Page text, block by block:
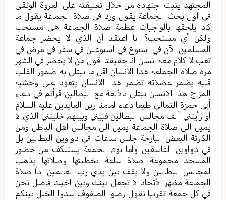
المجتهد يثبت اجتهاده من خلال تعليقته على العروة الوثقى
في اول بحث الجماعة يقول ورد في صلاة الجماعة يقول ما
كاد يلحقها بالواجبات عظمة صلاة الجماعة هي مستحب
ولكن أي مستحب؟ انا اعتقد أن الذي لا يحضر جماعة
المسلمين الآن في اسبوع في اسبوعين في سفر في مرض في
تعب لا كلام معه انسان انا حقيقتا اقول من لا يحضر في الشهر
مرة صلاة الجماعة هذا الانسان اقل ما يبتلى به ضمور القلب
قلبه يضمر عضلاته تضمر هذا الانسان يتعود على وحشية
المزاج هذا الانسان يبتلى بالألفة مع البطالين قرأتم في دعاء
أبي حمزة الثمالي طبعا دعاء امامنا زين العابدين عليه السلام
أو رأيتني آلف مجالس البطالين فبيني وبينهم خليتني الذي لا
يميل الى صلاة الجماعة يميل الى مجالس اهل الباطل ومن
الكارثة البعض البارحة جلس ساعات في دواوين البطالين بل
في دواوين الفاسقين واما يوم الجمعة يستنكف من حضور
المسجد مجموعة صلاة ساعة بخطبتها وصلاتها يذهب
لمجالس البطالين ولا يقف بين يدي رب العالمين اذاً صلاة
الجماعة مظهر الأتحاد لا تجعل بينك وبين اخيك فاصل نحن
في كل جمعة تقريبا نقول رصوا الصفوف سدوا الخلل بينكم